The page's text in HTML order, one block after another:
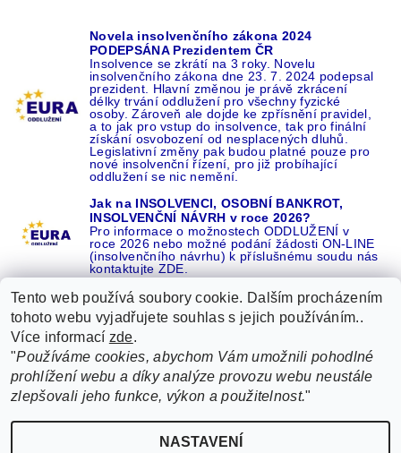
Novela insolvenčního zákona 2024
PODEPSÁNA Prezidentem ČR
Insolvence se zkrátí na 3 roky. Novelu
insolvenčního zákona dne 23. 7. 2024 podepsal
prezident. Hlavní změnou je právě zkrácení
délky trvání oddlužení pro všechny fyzické
osoby. Zároveň ale dojde ke zpřísnění pravidel,
a to jak pro vstup do insolvence, tak pro finální
získání osvobození od nesplacených dluhů.
Legislativní změny pak budou platné pouze pro
nové insolvenční řízení, pro již probíhající
oddlužení se nic nemění.
Jak na INSOLVENCI, OSOBNÍ BANKROT,
INSOLVENČNÍ NÁVRH v roce 2026?
Pro informace o možnostech ODDLUŽENÍ v
roce 2026 nebo možné podání žádosti ON-LINE
(insolvenčního návrhu) k příslušnému soudu nás
kontaktujte ZDE.
Recenze o NÁS na GOOGLE 16 let REFERENCÍ v celé ČR |
Recenze o NÁS na SEZNAMU |
ŽÁDEJTE život BEZ DLUHŮ nebo EXEKUCÍ ZDE
EURA oddlužení, insolvence a osobní bankrot ZDARMA od EURA
Tento web používá soubory cookie. Dalším procházením
tohoto webu vyjadřujete souhlas s jejich používáním..
Více informací zde.
"Používáme cookies, abychom Vám umožnili pohodlné
prohlížení webu a díky analýze provozu webu neustále
zlepšovali jeho funkce, výkon a použitelnost."
NASTAVENÍ